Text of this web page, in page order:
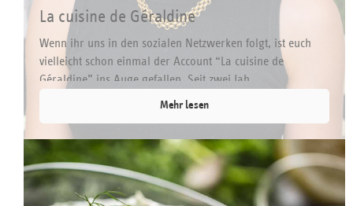
La cuisine de Géraldine
Wenn ihr uns in den sozialen Netzwerken folgt, ist euch
vielleicht schon einmal der Account “La cuisine de
Géraldine” ins Auge gefallen. Seit zwei Jah...
Mehr lesen